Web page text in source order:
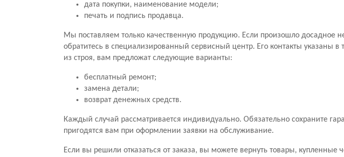
дата покупки, наименование модели;
печать и подпись продавца.
Мы поставляем только качественную продукцию. Если произошло досадное
обратитесь в специализированный сервисный центр. Его контакты указаны в
из строя, вам предложат следующие варианты:
бесплатный ремонт;
замена детали;
возврат денежных средств.
Каждый случай рассматривается индивидуально. Обязательно сохраните
пригодятся вам при оформлении заявки на обслуживание.
Если вы решили отказаться от заказа, вы можете вернуть товары,